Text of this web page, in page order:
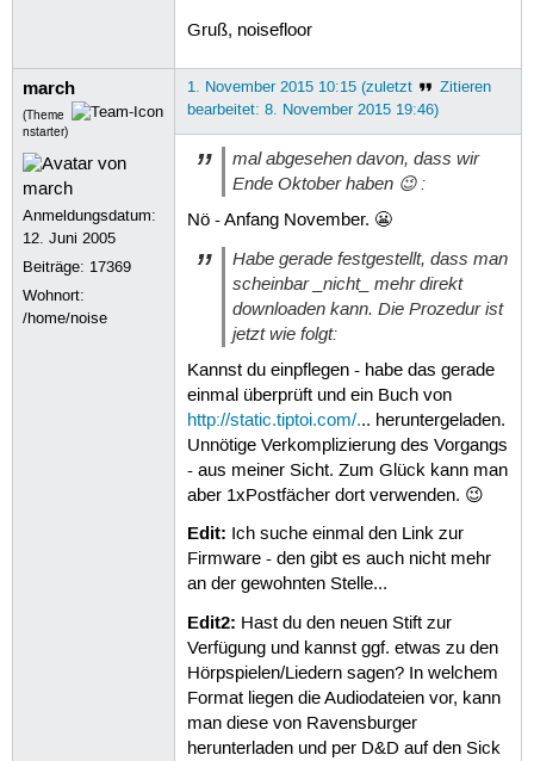
Gruß, noisefloor
march
(Theme
nstarter)
Anmeldungsdatum:
12. Juni 2005
Beiträge: 17369
Wohnort:
/home/noise
Zitieren
1. November 2015 10:15 (zuletzt
bearbeitet: 8. November 2015 19:46)
mal abgesehen davon, dass wir
Ende Oktober haben 😉 :
Nö - Anfang November. 😬
Habe gerade festgestellt, dass man
scheinbar _nicht_ mehr direkt
downloaden kann. Die Prozedur ist
jetzt wie folgt:
Kannst du einpflegen - habe das gerade
einmal überprüft und ein Buch von
http://static.tiptoi.com/... heruntergeladen.
Unnötige Verkomplizierung des Vorgangs
- aus meiner Sicht. Zum Glück kann man
aber 1xPostfächer dort verwenden. 😉
Edit: Ich suche einmal den Link zur
Firmware - den gibt es auch nicht mehr
an der gewohnten Stelle...
Edit2: Hast du den neuen Stift zur
Verfügung und kannst ggf. etwas zu den
Hörpspielen/Liedern sagen? In welchem
Format liegen die Audiodateien vor, kann
man diese von Ravensburger
herunterladen und per D&D auf den Sick